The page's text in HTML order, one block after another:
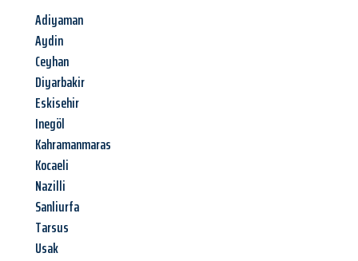
Adiyaman
Aydin
Ceyhan
Diyarbakir
Eskisehir
Inegöl
Kahramanmaras
Kocaeli
Nazilli
Sanliurfa
Tarsus
Usak